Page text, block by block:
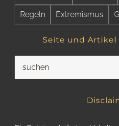
Regeln Extremismus
Seite und Artikel